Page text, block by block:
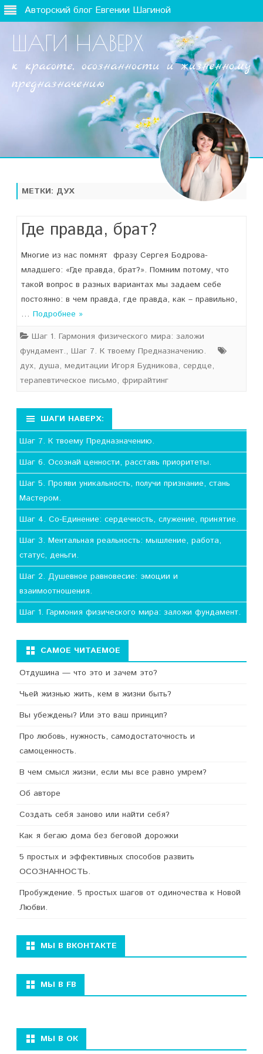
Авторский блог Евгении Шагиной
ШАГИ НАВЕРХ
к красоте, осознанности и жизненному
предназначению
МЕТКИ: ДУХ
Где правда, брат?
Многие из нас помнят фразу Сергея Бодрова-
младшего: «Где правда, брат?». Помним потому, что
такой вопрос в разных вариантах мы задаем себе
постоянно: в чем правда, где правда, как – правильно,
… Подробнее »
Шаг 1. Гармония физического мира: заложи
фундамент., Шаг 7. К твоему Предназначению.
дух, душа, медитации Игоря Будникова, сердце,
терапевтическое письмо, фрирайтинг
ШАГИ НАВЕРХ:
Шаг 7. К твоему Предназначению.
Шаг 6. Осознай ценности, расставь приоритеты.
Шаг 5. Прояви уникальность, получи признание, стань
Мастером.
Шаг 4. Со-Единение: сердечность, служение, принятие.
Шаг 3. Ментальная реальность: мышление, работа,
статус, деньги.
Шаг 2. Душевное равновесие: эмоции и
взаимоотношения.
Шаг 1. Гармония физического мира: заложи фундамент.
САМОЕ ЧИТАЕМОЕ
Отдушина — что это и зачем это?
Чьей жизнью жить, кем в жизни быть?
Вы убеждены? Или это ваш принцип?
Про любовь, нужность, самодостаточность и
самоценность.
В чем смысл жизни, если мы все равно умрем?
Об авторе
Создать себя заново или найти себя?
Как я бегаю дома без беговой дорожки
5 простых и эффективных способов развить
ОСОЗНАННОСТЬ.
Пробуждение. 5 простых шагов от одиночества к Новой
Любви.
МЫ В ВКОНТАКТЕ
МЫ В FB
МЫ В ОК